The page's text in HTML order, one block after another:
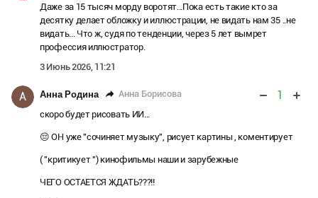
Даже за 15 тысяч морду воротят...Пока есть такие кто за
десятку делает обложку и иллюстрации, не видать нам 35 ..не
видать... Что ж, судя по тенденции, через 5 лет вымрет
профессия иллюстратор.
3 Июнь 2026, 11:21
А Анна Родина Анна Борисова 1
скоро будет рисовать ИИ...
😔 ОН уже "сочиняет музыку", рисует картины , коментирует
( "критикует ") кинофильмы наши и зарубежные
ЧЕГО ОСТАЕТСЯ ЖДАТЬ???!!